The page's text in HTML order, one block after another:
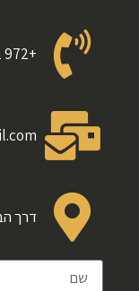
+972 532022231
דרך